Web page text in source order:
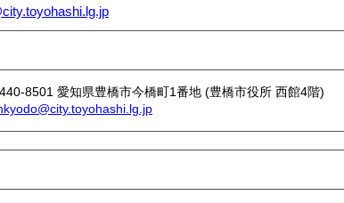
8501 愛知県豊橋市今橋町1番地 (豊橋市役所 西館4階)